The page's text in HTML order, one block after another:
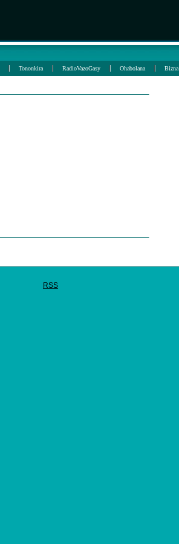
Tononkira RadioVazoGasy Ohabolana Bizna
RSS